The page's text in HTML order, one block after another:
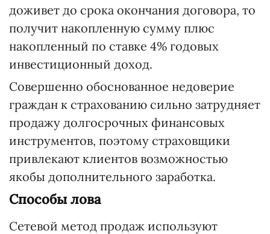
доживет до срока окончания договора, то
получит накопленную сумму плюс
накопленный по ставке 4% годовых
инвестиционный доход.
Совершенно обоснованное недоверие
граждан к страхованию сильно затрудняет
продажу долгосрочных финансовых
инструментов, поэтому страховщики
привлекают клиентов возможностью
якобы дополнительного заработка.
Способы лова
Сетевой метод продаж используют